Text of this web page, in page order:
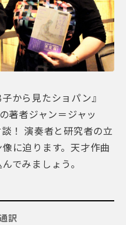
から見たショパン』
著者ジャン＝ジャッ
！ 演奏者と研究者の立
に迫ります。天才作曲
でみましょう。
訳